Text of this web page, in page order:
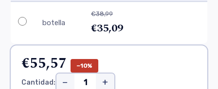
botella
€38,99
€35,09
€55,57 −10%
Cantidad: − +